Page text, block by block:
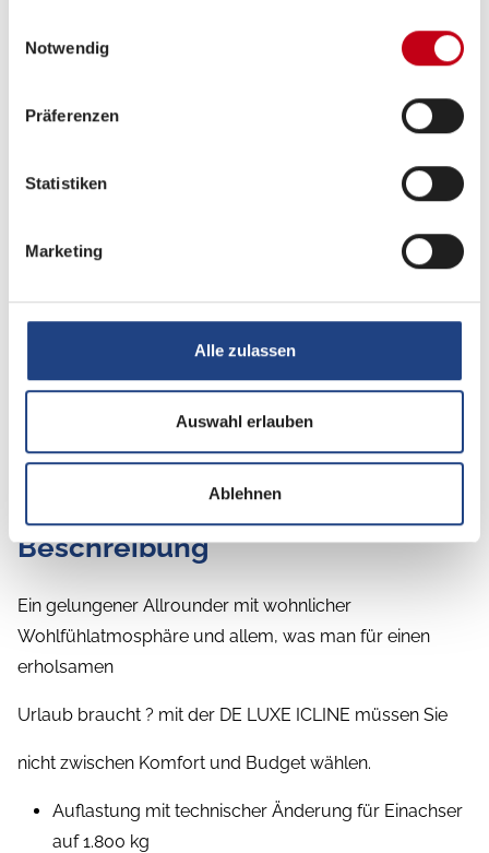
Notwendig
Präferenzen
Statistiken
Marketing
Alle zulassen
Auswahl erlauben
Ablehnen
Beschreibung
Ein gelungener Allrounder mit wohnlicher
Wohlfühlatmosphäre und allem, was man für einen
erholsamen
Urlaub braucht ? mit der DE LUXE ICLINE müssen Sie
nicht zwischen Komfort und Budget wählen.
Auflastung mit technischer Änderung für Einachser
auf 1.800 kg